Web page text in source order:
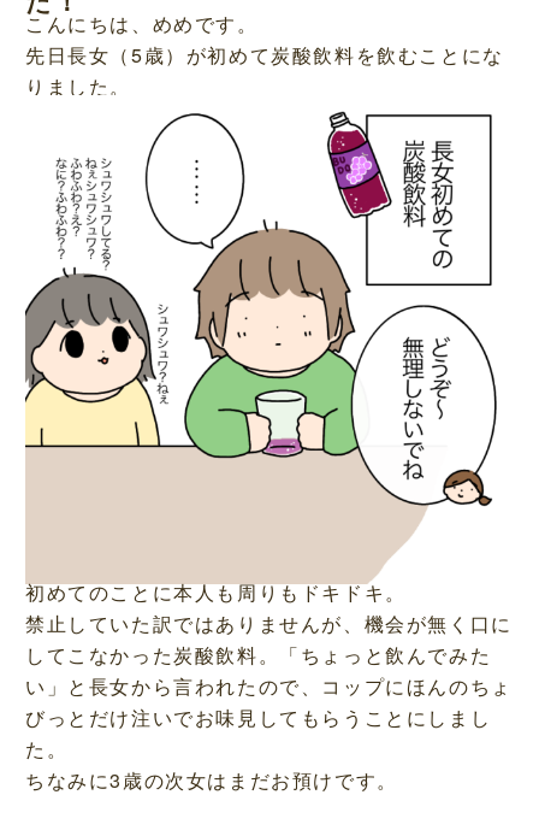
こんにちは、めめです。
先日長女（5歳）が初めて炭酸飲料を飲むことにな
りました。
初めてのことに本人も周りもドキドキ。
禁止していた訳ではありませんが、機会が無く口に
してこなかった炭酸飲料。「ちょっと飲んでみた
い」と長女から言われたので、コップにほんのちょ
びっとだけ注いでお味見してもらうことにしまし
た。
ちなみに3歳の次女はまだお預けです。